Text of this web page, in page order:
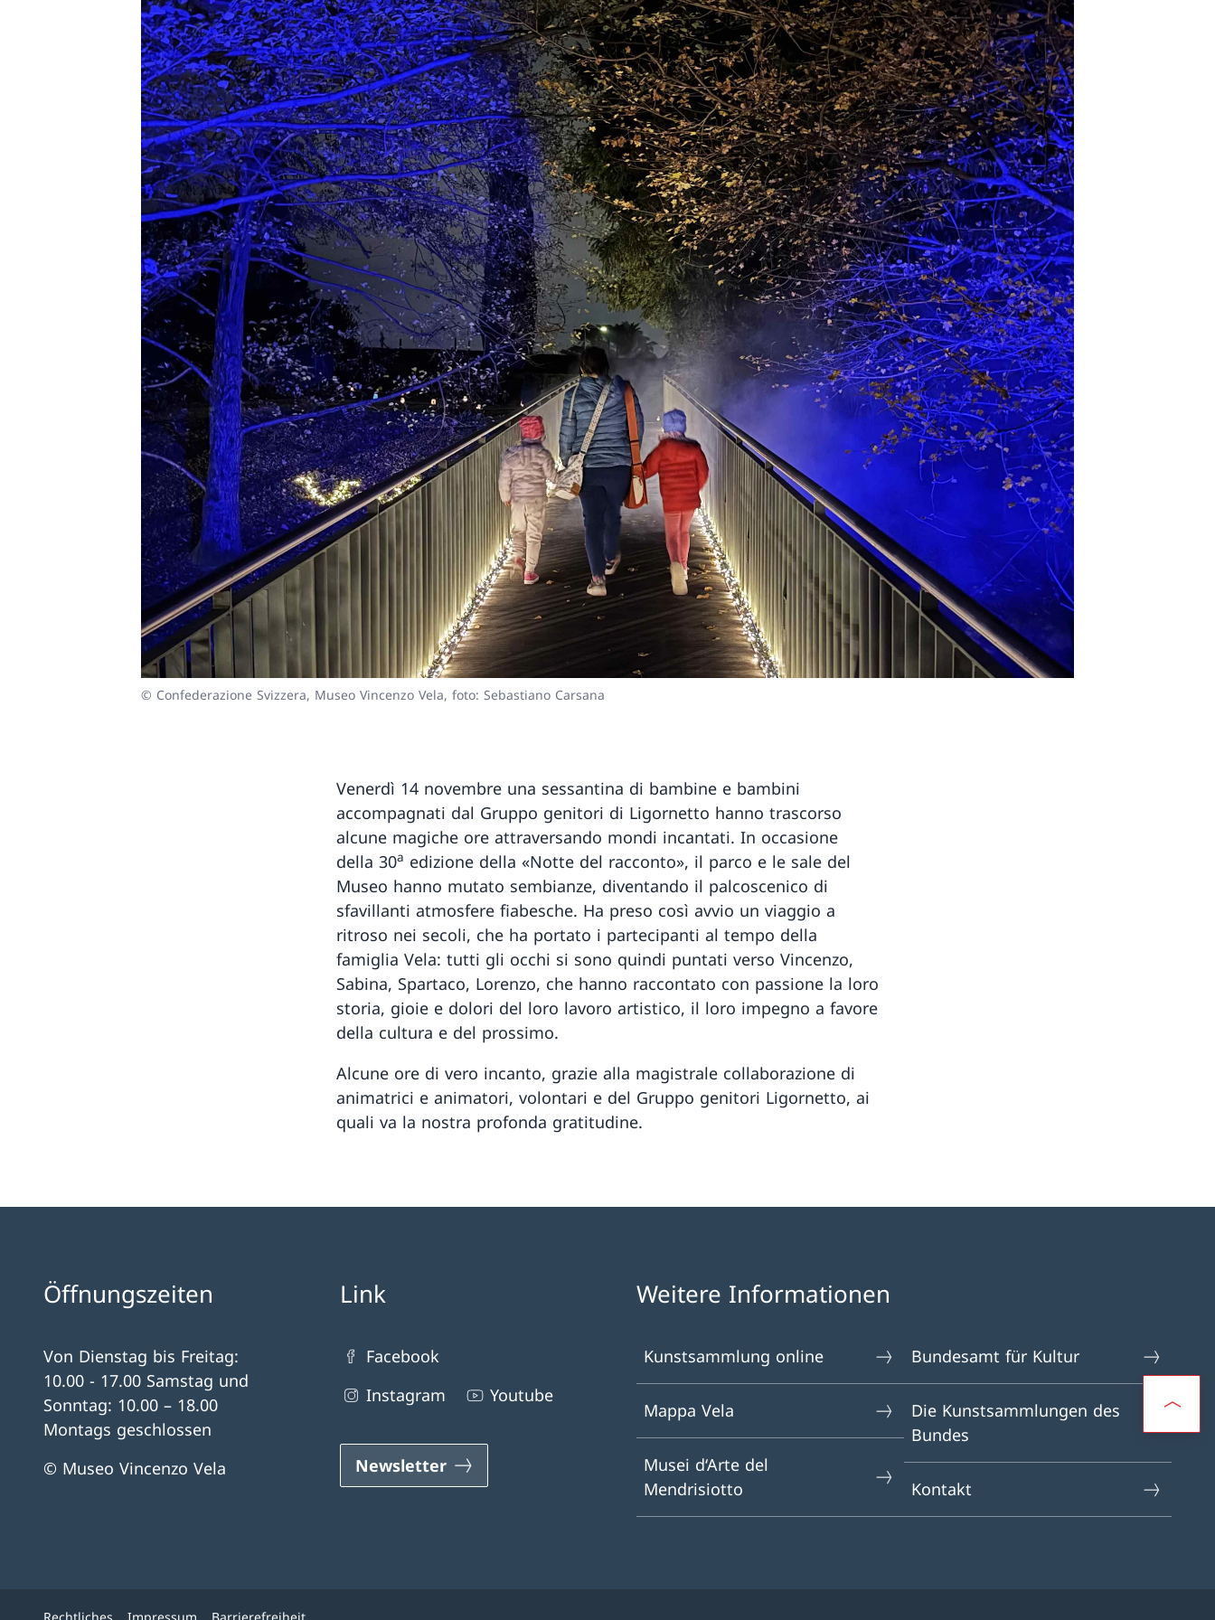
© Confederazione Svizzera, Museo Vincenzo Vela, foto: Sebastiano Carsana
Venerdì 14 novembre una sessantina di bambine e bambini
accompagnati dal Gruppo genitori di Ligornetto hanno trascorso
alcune magiche ore attraversando mondi incantati. In occasione
della 30a edizione della «Notte del racconto», il parco e le sale del
Museo hanno mutato sembianze, diventando il palcoscenico di
sfavillanti atmosfere fiabesche. Ha preso così avvio un viaggio a
ritroso nei secoli, che ha portato i partecipanti al tempo della
famiglia Vela: tutti gli occhi si sono quindi puntati verso Vincenzo,
Sabina, Spartaco, Lorenzo, che hanno raccontato con passione la loro
storia, gioie e dolori del loro lavoro artistico, il loro impegno a favore
della cultura e del prossimo.
Alcune ore di vero incanto, grazie alla magistrale collaborazione di
animatrici e animatori, volontari e del Gruppo genitori Ligornetto, ai
quali va la nostra profonda gratitudine.
Öffnungszeiten
Von Dienstag bis Freitag:
10.00 - 17.00 Samstag und
Sonntag: 10.00 – 18.00
Montags geschlossen
© Museo Vincenzo Vela
Link
Facebook
Instagram
Youtube
Newsletter
Weitere Informationen
Kunstsammlung online
Mappa Vela
Musei d‘Arte del
Mendrisiotto
Bundesamt für Kultur
Die Kunstsammlungen des
Bundes
Kontakt